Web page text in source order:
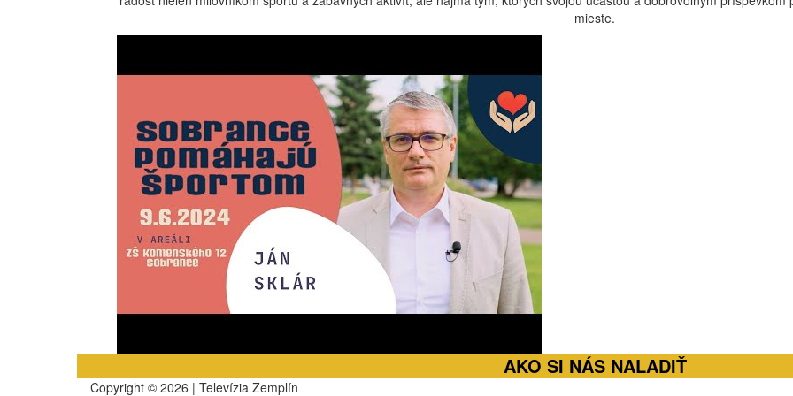
mieste.
AKO SI NÁS NALADIŤ
Copyright © 2026 | Televízia Zemplín